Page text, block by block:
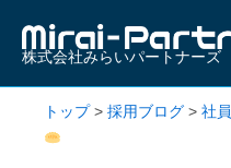
株式会社みらいパートナーズ
トップ> 採用ブログ > 社